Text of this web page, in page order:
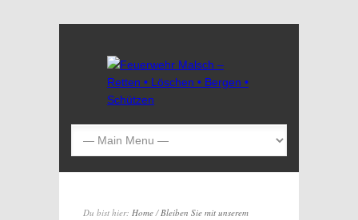
Du bist hier: Home/Bleiben Sie mit unserem